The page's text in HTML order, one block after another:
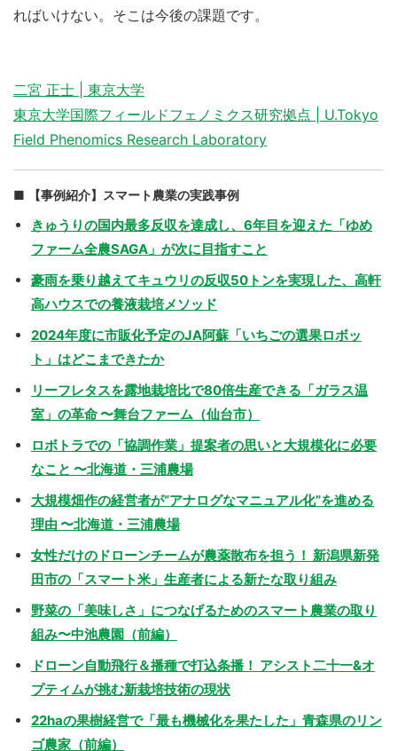
ればいけない。そこは今後の課題です。
二宮 正士 | 東京大学
東京大学国際フィールドフェノミクス研究拠点 | U.Tokyo
Field Phenomics Research Laboratory
【事例紹介】スマート農業の実践事例
きゅうりの国内最多反収を達成し、6年目を迎えた「ゆめ
ファーム全農SAGA」が次に目指すこと
豪雨を乗り越えてキュウリの反収50トンを実現した、高軒
高ハウスでの養液栽培メソッド
2024年度に市販化予定のJA阿蘇「いちごの選果ロボッ
ト」はどこまできたか
リーフレタスを露地栽培比で80倍生産できる「ガラス温
室」の革命 〜舞台ファーム（仙台市）
ロボトラでの「協調作業」提案者の思いと大規模化に必要
なこと 〜北海道・三浦農場
大規模畑作の経営者が“アナログなマニュアル化”を進める
理由 〜北海道・三浦農場
女性だけのドローンチームが農薬散布を担う！ 新潟県新発
田市の「スマート米」生産者による新たな取り組み
野菜の「美味しさ」につなげるためのスマート農業の取り
組み〜中池農園（前編）
ドローン自動飛行＆播種で打込条播！ アシスト二十一&オ
プティムが挑む新栽培技術の現状
22haの果樹経営で「最も機械化を果たした」青森県のリン
ゴ農家（前編）